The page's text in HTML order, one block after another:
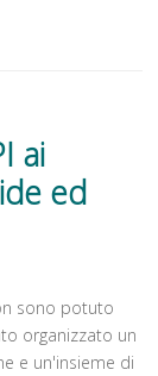
ai
ed
sono potuto
organizzato un
e un'insieme di